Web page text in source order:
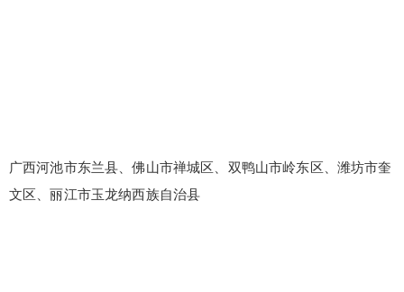
广西河池市东兰县、佛山市禅城区、双鸭山市岭东区、潍坊市奎
文区、丽江市玉龙纳西族自治县